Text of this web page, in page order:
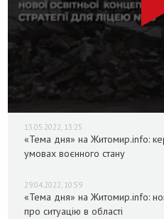
13.05.2022, 13:25
«Тема дня» на Житомир.info:
умовах воєнного стану
29.04.2022, 10:59
«Тема дня» на Житомир.info:
про ситуацію в області